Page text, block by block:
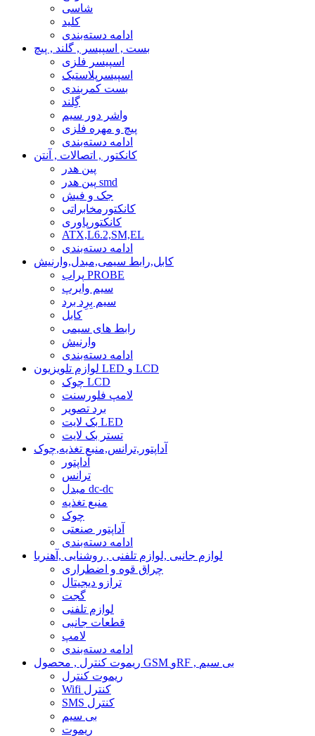
شاسی
کلید
ادامه دسته‌بندی
بست , اسپیسر , گلند , پیچ
اسپیسر فلزی
اسپیسرپلاستیک
بست کمربندی
گِلند
واشر دور سیم
پیچ و مهره فلزی
ادامه دسته‌بندی
کانکتور , اتصالات , آنتن
پین هدر
پین هدر smd
جک و فیش
کانکتورمخابراتی
کانکتورپاوری
ATX,L6.2,SM,EL
ادامه دسته‌بندی
کابل,رابط سیمی,مبدل,وارنیش
پراب PROBE
سیم وایرپ
سیم بِرِد برد
کابل
رابط های سیمی
وارنیش
ادامه دسته‌بندی
لوازم تلویزیون LED و LCD
چوک LCD
لامپ فلورسنت
برد تصویر
بک لایت LED
تستر بک لایت
آداپتور,ترانس,منبع تغذیه,چوک
آداپتور
ترانس
مبدل dc-dc
منبع تغذیه
چوک
آداپتور صنعتی
ادامه دسته‌بندی
لوازم جانبی ,لوازم تلفنی , روشنایی ,آهنربا
چراق قوه و اضطراری
ترازو دیجیتال
گجت
لوازم تلفنی
قطعات جانبی
لامپ
ادامه دسته‌بندی
ریموت کنترل , محصول GSM وRF , بی سیم
ریموت کنترل
Wifi کنترل
SMS کنترل
بی سیم
ریموت